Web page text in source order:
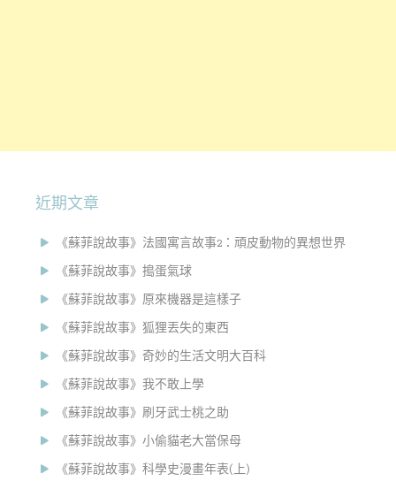
近期文章
《蘇菲說故事》法國寓言故事2：頑皮動物的異想世界
《蘇菲說故事》搗蛋氣球
《蘇菲說故事》原來機器是這樣子
《蘇菲說故事》狐狸丟失的東西
《蘇菲說故事》奇妙的生活文明大百科
《蘇菲說故事》我不敢上學
《蘇菲說故事》刷牙武士桃之助
《蘇菲說故事》小偷貓老大當保母
《蘇菲說故事》科學史漫畫年表(上)